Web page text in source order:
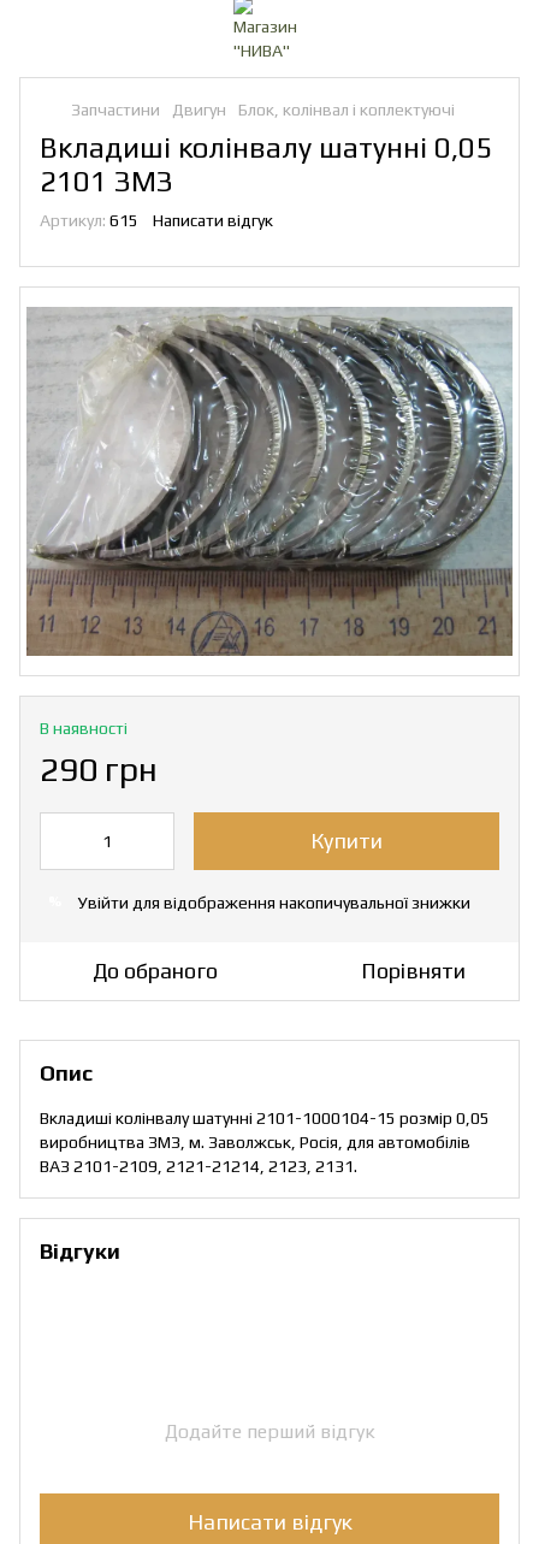
Запчастини Двигун Блок, колінвал і коплектуючі
Вкладиші колінвалу шатунні 0,05
2101 ЗМЗ
Артикул: 615 Написати відгук
В наявності
290 грн
Купити
Увійти для відображення накопичувальної знижки
До обраного Порівняти
Опис
Вкладиші колінвалу шатунні 2101-1000104-15 розмір 0,05
виробництва ЗМЗ, м. Заволжськ, Росія, для автомобілів
ВАЗ 2101-2109, 2121-21214, 2123, 2131.
Відгуки
Додайте перший відгук
Написати відгук